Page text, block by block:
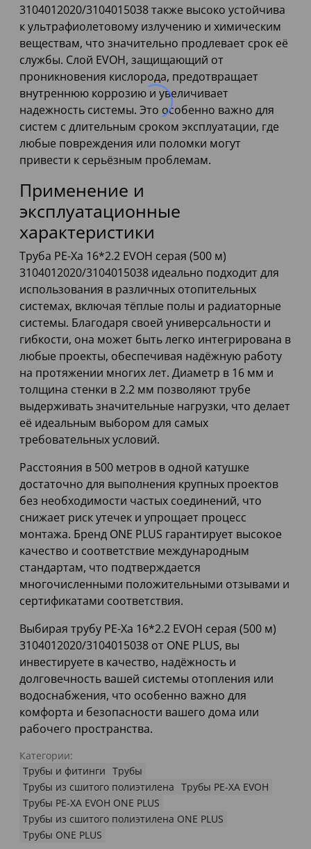
3104012020/3104015038 также высоко устойчива
к ультрафиолетовому излучению и химическим
веществам, что значительно продлевает срок её
службы. Слой EVOH, защищающий от
проникновения кислорода, предотвращает
внутреннюю коррозию и увеличивает
надежность системы. Это особенно важно для
систем с длительным сроком эксплуатации, где
любые повреждения или поломки могут
привести к серьёзным проблемам.
Применение и
эксплуатационные
характеристики
Труба PE-Xa 16*2.2 EVOH серая (500 м)
3104012020/3104015038 идеально подходит для
использования в различных отопительных
системах, включая тёплые полы и радиаторные
системы. Благодаря своей универсальности и
гибкости, она может быть легко интегрирована в
любые проекты, обеспечивая надёжную работу
на протяжении многих лет. Диаметр в 16 мм и
толщина стенки в 2.2 мм позволяют трубе
выдерживать значительные нагрузки, что делает
её идеальным выбором для самых
требовательных условий.
Расстояния в 500 метров в одной катушке
достаточно для выполнения крупных проектов
без необходимости частых соединений, что
снижает риск утечек и упрощает процесс
монтажа. Бренд ONE PLUS гарантирует высокое
качество и соответствие международным
стандартам, что подтверждается
многочисленными положительными отзывами и
сертификатами соответствия.
Выбирая трубу PE-Xa 16*2.2 EVOH серая (500 м)
3104012020/3104015038 от ONE PLUS, вы
инвестируете в качество, надёжность и
долговечность вашей системы отопления или
водоснабжения, что особенно важно для
комфорта и безопасности вашего дома или
рабочего пространства.
Категории:
Трубы и фитинги Трубы
Трубы из сшитого полиэтилена Трубы PE-XA EVOH
Трубы PE-XA EVOH ONE PLUS
Трубы из сшитого полиэтилена ONE PLUS
Трубы ONE PLUS